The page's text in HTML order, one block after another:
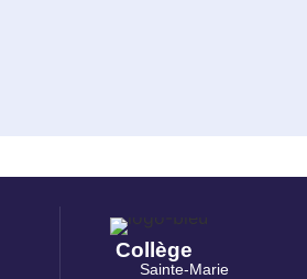
Collège
Sainte-Marie